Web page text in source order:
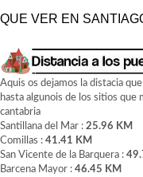
QUE VER EN
Aquis os dejamos la distacia
hasta algunois de los sitios que
cantabria
Santillana del Mar : 25.96 KM
Comillas : 41.41 KM
San Vicente de la Barquera :
Barcena Mayor : 46.45 KM